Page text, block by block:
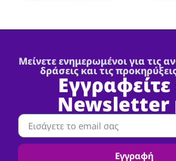
Μείνετε ενημερωμένοι για τις
δράσεις και τις
Newsletter
Εγγραφή